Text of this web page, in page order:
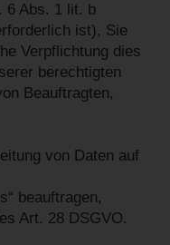
6 Abs. 1 lit. b
ist), Sie
Verpflichtung dies
berechtigten
Beauftragten,
von Daten auf
beauftragen,
Art. 28 DSGVO.